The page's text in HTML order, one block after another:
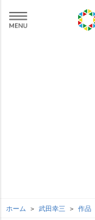
ホーム 武田幸三 作品